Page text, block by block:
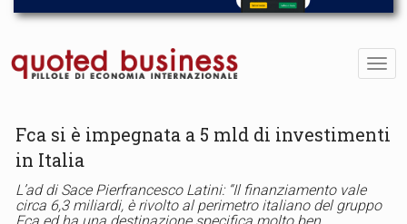
Fca si è impegnata a 5 mld di investimenti
in Italia
L’ad di Sace Pierfrancesco Latini: “Il finanziamento vale
circa 6,3 miliardi, è rivolto al perimetro italiano del gruppo
Fca ed ha una destinazione specifica molto ben